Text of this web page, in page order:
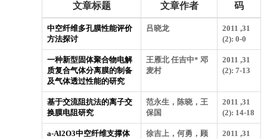
文章标题 文章作者
码
中空纤维多孔膜性能评价
方法探讨
吕晓龙
2011 ,31
(2): 0-0
一种新型固体聚合物电解
质复合气体分离膜的制备
及气体透过性能的研究
王雁北 任吉中* 邓
麦村
2011 ,31
(2): 7-13
基于交流阻抗法的离子交
换膜电阻研究
范永生，陈晓，王
保国
2011 ,31
(2): 14-18
a-Al2O3中空纤维支撑体
徐吉上，何勇，顾
2011 ,31